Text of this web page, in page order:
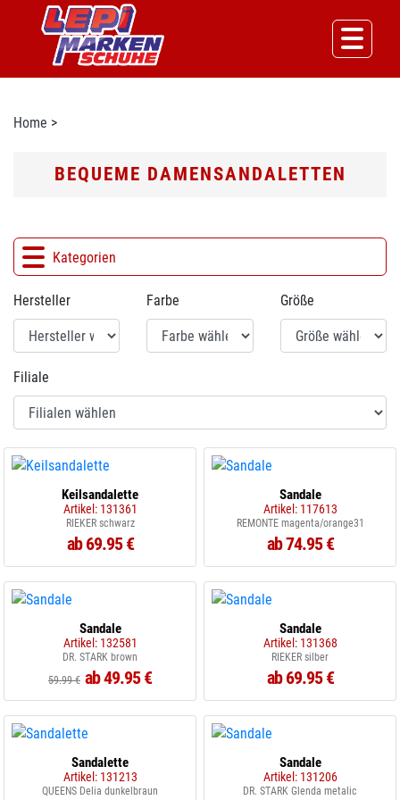
Home >
BEQUEME DAMENSANDALETTEN
Kategorien
Hersteller Farbe Größe
Filiale
Keilsandalette
Artikel: 131361
RIEKER schwarz
ab 69.95 €
Sandale
Artikel: 117613
REMONTE magenta/orange31
ab 74.95 €
Sandale
Artikel: 132581
DR. STARK brown
59.99 € ab 49.95 €
Sandale
Artikel: 131368
RIEKER silber
ab 69.95 €
Sandalette
Artikel: 131213
QUEENS Delia dunkelbraun
Sandale
Artikel: 131206
DR. STARK Glenda metalic